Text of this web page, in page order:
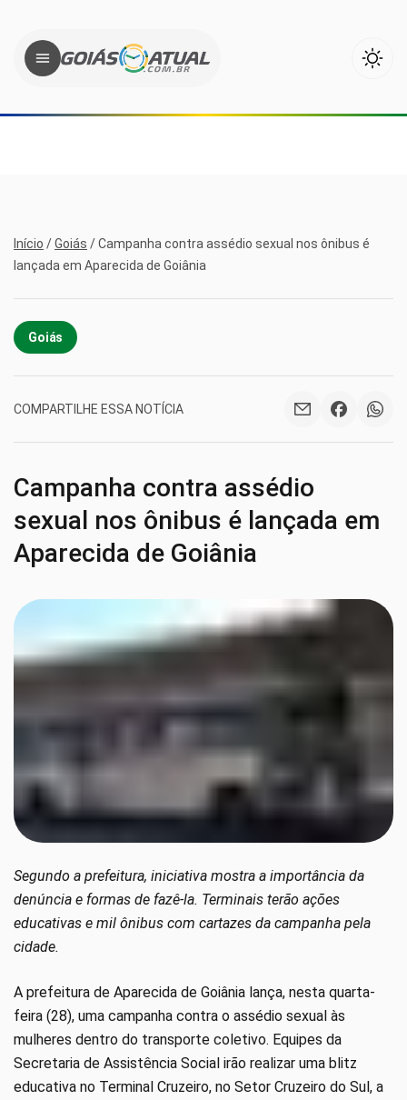
Início /Goiás /Campanha contra assédio sexual nos ônibus é
lançada em Aparecida de Goiânia
Goiás
COMPARTILHE ESSA NOTÍCIA
Campanha contra assédio
sexual nos ônibus é lançada em
Aparecida de Goiânia
Segundo a prefeitura, iniciativa mostra a importância da
denúncia e formas de fazê-la. Terminais terão ações
educativas e mil ônibus com cartazes da campanha pela
cidade.
A prefeitura de Aparecida de Goiânia lança, nesta quarta-
feira (28), uma campanha contra o assédio sexual às
mulheres dentro do transporte coletivo. Equipes da
Secretaria de Assistência Social irão realizar uma blitz
educativa no Terminal Cruzeiro, no Setor Cruzeiro do Sul, a